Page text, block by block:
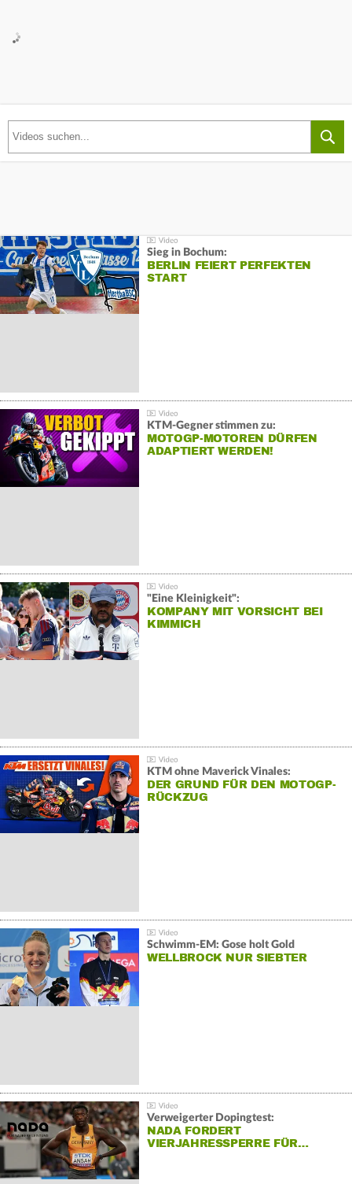
Sieg in Bochum:
BERLIN FEIERT PERFEKTEN
START
KTM-Gegner stimmen zu:
MOTOGP-MOTOREN DÜRFEN
ADAPTIERT WERDEN!
"Eine Kleinigkeit":
KOMPANY MIT VORSICHT BEI
KIMMICH
KTM ohne Maverick Vinales:
DER GRUND FÜR DEN MOTOGP-
RÜCKZUG
Schwimm-EM: Gose holt Gold
WELLBROCK NUR SIEBTER
Verweigerter Dopingtest:
NADA FORDERT
VIERJAHRESSPERRE FÜR…